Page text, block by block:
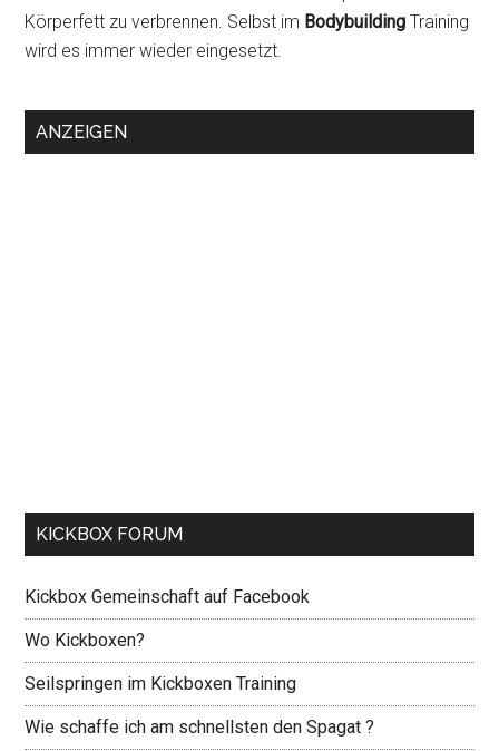
Körperfett zu verbrennen. Selbst im Bodybuilding Training
wird es immer wieder eingesetzt.
ANZEIGEN
KICKBOX FORUM
Kickbox Gemeinschaft auf Facebook
Wo Kickboxen?
Seilspringen im Kickboxen Training
Wie schaffe ich am schnellsten den Spagat ?